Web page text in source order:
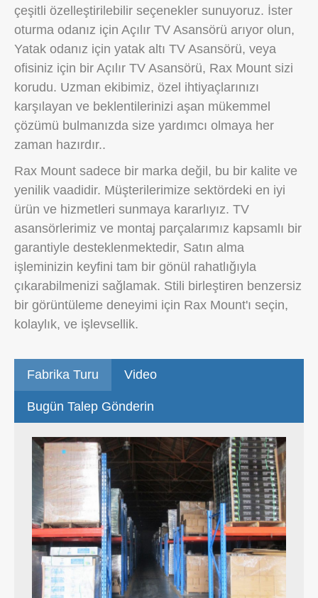
çeşitli özelleştirilebilir seçenekler sunuyoruz. İster
oturma odanız için Açılır TV Asansörü arıyor olun,
Yatak odanız için yatak altı TV Asansörü, veya
ofisiniz için bir Açılır TV Asansörü, Rax Mount sizi
korudu. Uzman ekibimiz, özel ihtiyaçlarınızı
karşılayan ve beklentilerinizi aşan mükemmel
çözümü bulmanızda size yardımcı olmaya her
zaman hazırdır..
Rax Mount sadece bir marka değil, bu bir kalite ve
yenilik vaadidir. Müşterilerimize sektördeki en iyi
ürün ve hizmetleri sunmaya kararlıyız. TV
asansörlerimiz ve montaj parçalarımız kapsamlı bir
garantiyle desteklenmektedir, Satın alma
işleminizin keyfini tam bir gönül rahatlığıyla
çıkarabilmenizi sağlamak. Stili birleştiren benzersiz
bir görüntüleme deneyimi için Rax Mount'ı seçin,
kolaylık, ve işlevsellik.
Fabrika Turu Video
Bugün Talep Gönderin